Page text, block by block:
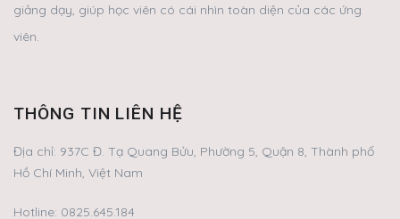
giảng dạy, giúp học viên có cái nhìn toàn diện của các ứng
viên.
THÔNG TIN LIÊN HỆ
Địa chỉ: 937C Đ. Tạ Quang Bửu, Phường 5, Quận 8, Thành phố
Hồ Chí Minh, Việt Nam
Hotline: 0825.645.184